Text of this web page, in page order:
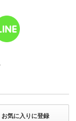
お気に入りに登録